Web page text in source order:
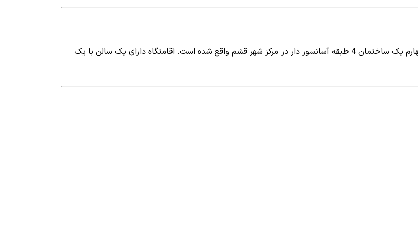
سوئیت مبله در الهیه قشم با متراژ (110 متر) بنا در طبقه چهارم یک ساختمان 4 طبقه آسانسور دار در مرکز شهر قشم واقع شده است. اقامتگاه دارای یک سالن با یک